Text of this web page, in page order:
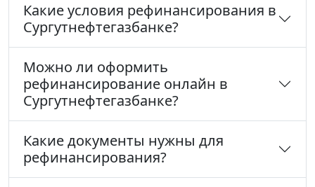
Какие условия рефинансирования в
Сургутнефтегазбанке?
Можно ли оформить
рефинансирование онлайн в
Сургутнефтегазбанке?
Какие документы нужны для
рефинансирования?